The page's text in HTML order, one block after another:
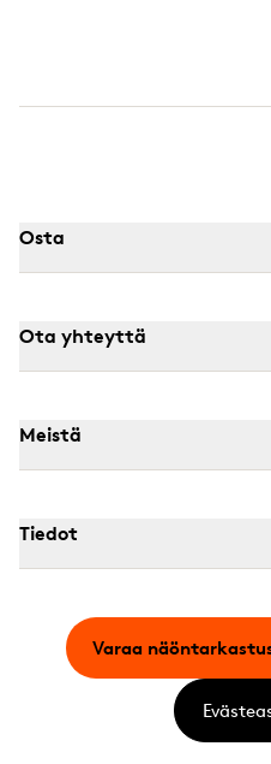
Osta
Ota yhteyttä
Meistä
Tiedot
Varaa